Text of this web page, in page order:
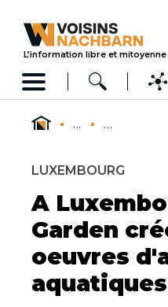
L’information libre et mitoyenne
... ...
LUXEMBOURG
A
Garden
oeuvres
aquatiques